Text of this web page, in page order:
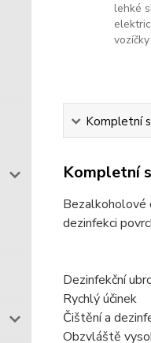
lehké
vozíčky
Kompletní
Kompletní
Bezalkoholové
dezinfekci
Dezinfekční
Rychlý účinek
Čištění a
Obzvláště